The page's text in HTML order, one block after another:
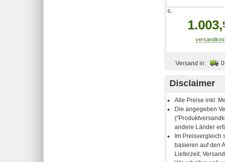
6.
1.003,
Versand in:
Disclaimer